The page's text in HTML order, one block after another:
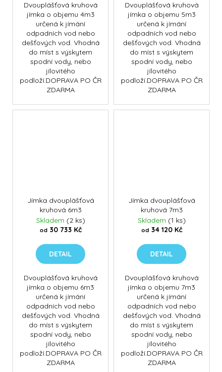
Dvouplášťová kruhová
jímka o objemu 4m3
určená k jímání
odpadních vod nebo
dešťových vod. Vhodná
do míst s výskytem
spodní vody, nebo
jílovitého
podloží.DOPRAVA PO ČR
ZDARMA
Dvouplášťová kruhová
jímka o objemu 5m3
určená k jímání
odpadních vod nebo
dešťových vod. Vhodná
do míst s výskytem
spodní vody, nebo
jílovitého
podloží.DOPRAVA PO ČR
ZDARMA
Jímka dvouplášťová
kruhová 6m3
Skladem (2 ks)
od 30 733 Kč
DETAIL
Dvouplášťová kruhová
jímka o objemu 6m3
určená k jímání
odpadních vod nebo
dešťových vod. Vhodná
do míst s výskytem
spodní vody, nebo
jílovitého
podloží.DOPRAVA PO ČR
ZDARMA
Jímka dvouplášťová
kruhová 7m3
Skladem (1 ks)
od 34 120 Kč
DETAIL
Dvouplášťová kruhová
jímka o objemu 7m3
určená k jímání
odpadních vod nebo
dešťových vod. Vhodná
do míst s výskytem
spodní vody, nebo
jílovitého
podloží.DOPRAVA PO ČR
ZDARMA